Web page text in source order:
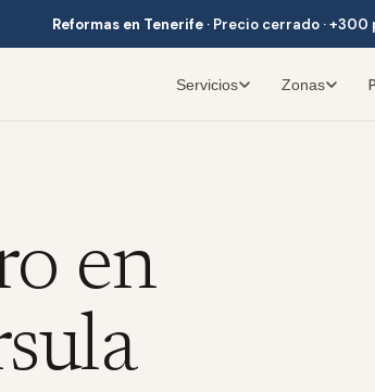
Reformas en Tenerife· Precio cerrado · +300
Servicios Zonas
en